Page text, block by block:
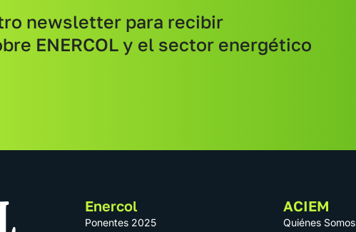
newsletter para recibir
ENERCOL y el sector energético
Enercol
Ponentes 2025
ACIEM
Quiénes Somos